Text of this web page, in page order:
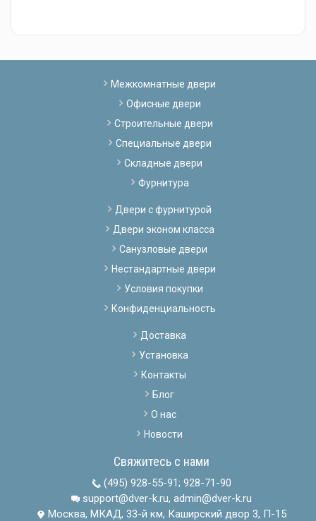
Межкомнатные двери
Офисные двери
Строительные двери
Специальные двери
Складные двери
Фурнитура
Двери с фурнитурой
Двери эконом класса
Санузловые двери
Нестандартные двери
Условия покупки
Конфиденциальность
Доставка
Установка
Контакты
Блог
О нас
Новости
Свяжитесь с нами
(495) 928-55-91; 928-71-90
support@dver-k.ru, admin@dver-k.ru
Москва, МКАД, 33-й км, Каширский двор 3, П-15